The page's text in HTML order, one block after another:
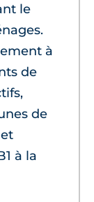
le
à
de
de
à la